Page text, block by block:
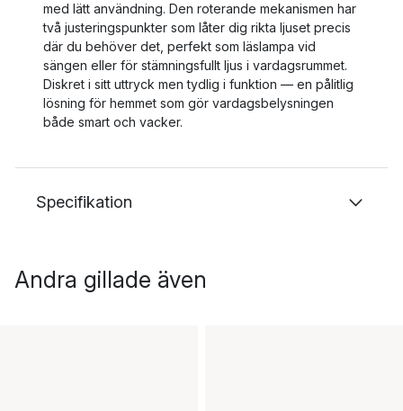
med lätt användning. Den roterande mekanismen har
två justeringspunkter som låter dig rikta ljuset precis
där du behöver det, perfekt som läslampa vid
sängen eller för stämningsfullt ljus i vardagsrummet.
Diskret i sitt uttryck men tydlig i funktion — en pålitlig
lösning för hemmet som gör vardagsbelysningen
både smart och vacker.
Specifikation
Andra gillade även